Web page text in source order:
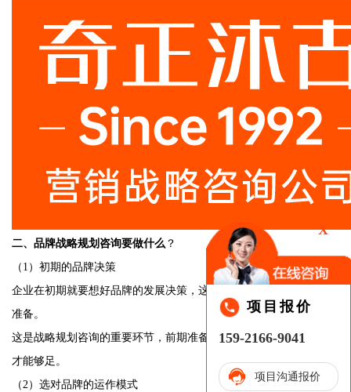
二、品牌战略规划咨询要做什么？
（1）初期的品牌决策
企业在初期就要想好品牌的发展决策，这是为了后期的成型做的
准备。
这是战略规划咨询的重要环节，前期准备的足够多，发展的后劲
才能够足。
（2）选对品牌的运作模式
X
项目报价
159-2166-9041
项目沟通报价